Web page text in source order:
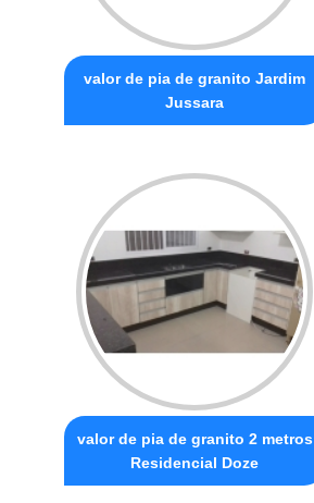
valor de pia de granito Jardim
Jussara
valor de pia de granito 2 metros
Residencial Doze